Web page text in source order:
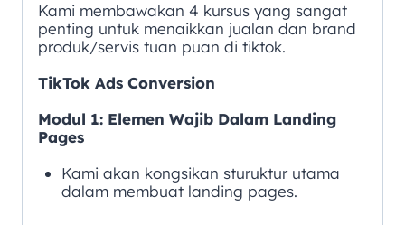
Kami membawakan 4 kursus yang sangat
penting untuk menaikkan jualan dan brand
produk/servis tuan puan di tiktok.
TikTok Ads Conversion
Modul 1: Elemen Wajib Dalam Landing
Pages
Kami akan kongsikan sturuktur utama
dalam membuat landing pages.